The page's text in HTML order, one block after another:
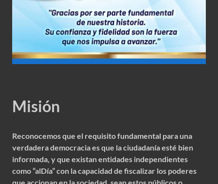
Misión
Reconocemos que el requisito fundamental para una
verdadera democracia es que la ciudadanía esté bien
informada, y que existan entidades independientes
como “alDía” con la capacidad de fiscalizar los poderes